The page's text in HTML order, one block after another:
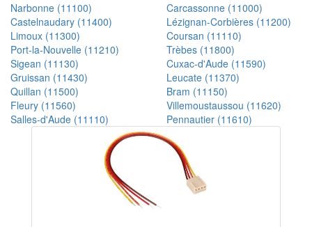
Narbonne (11100)
Carcassonne (11000)
Castelnaudary (11400)
Lézignan-Corbières (11200)
Limoux (11300)
Coursan (11110)
Port-la-Nouvelle (11210)
Trèbes (11800)
Sigean (11130)
Cuxac-d'Aude (11590)
Gruissan (11430)
Leucate (11370)
Quillan (11500)
Bram (11150)
Fleury (11560)
Villemoustaussou (11620)
Salles-d'Aude (11110)
Pennautier (11610)